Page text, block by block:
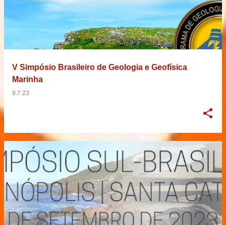
V Simpósio Brasileiro de Geologia e Geofísica
Marinha
9.7.23